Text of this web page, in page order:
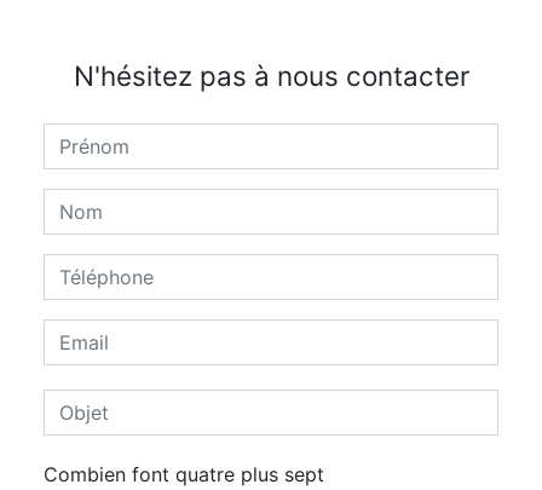
N'hésitez pas à nous contacter
Combien font quatre plus sept